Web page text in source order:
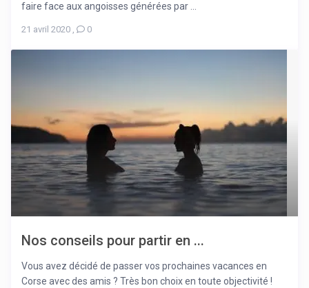
faire face aux angoisses générées par ...
21 avril 2020 , 0
Nos conseils pour partir en ...
Vous avez décidé de passer vos prochaines vacances en
Corse avec des amis ? Très bon choix en toute objectivité !